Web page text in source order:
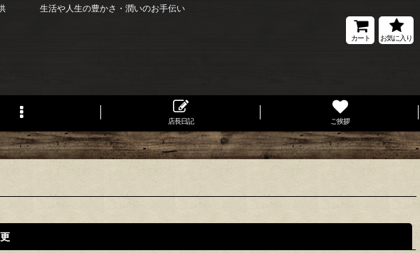
提供 生活や人生の豊かさ・潤いのお手伝い
カート お気に入り
店長日記 ご挨拶